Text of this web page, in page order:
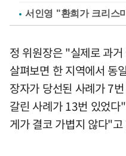
서인영 "환희가 크리스
정 위원장은 "실제로 과
살펴보면 한 지역에서 동
장자가 당선된 사례가 7
갈린 사례가 13번 있었
게가 결코 가볍지 않다"고